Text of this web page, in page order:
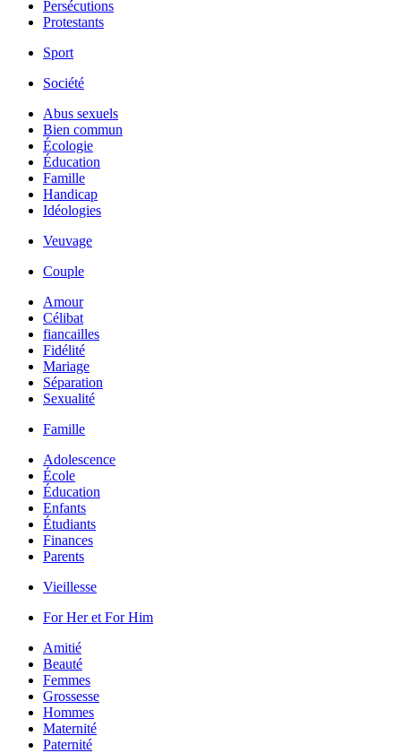
Persécutions
Protestants
Sport
Société
Abus sexuels
Bien commun
Écologie
Éducation
Famille
Handicap
Idéologies
Veuvage
Couple
Amour
Célibat
fiancailles
Fidélité
Mariage
Séparation
Sexualité
Famille
Adolescence
École
Éducation
Enfants
Étudiants
Finances
Parents
Vieillesse
For Her et For Him
Amitié
Beauté
Femmes
Grossesse
Hommes
Maternité
Paternité